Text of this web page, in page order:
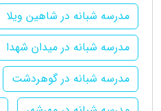
مدرسه شبانه در شاهین ویلا
مدرسه شبانه در میدان شهدا
مدرسه شبانه در گوهردشت